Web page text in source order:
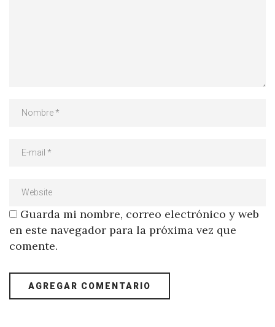
Guarda mi nombre, correo electrónico y web
en este navegador para la próxima vez que
comente.